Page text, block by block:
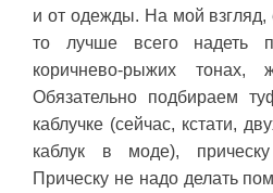
и от одежды. На мой взгляд,
то лучше всего надеть
коричнево-рыжих тонах,
Обязательно подбираем
каблучке (сейчас, кстати,
каблук в моде),
Прическу не надо делать